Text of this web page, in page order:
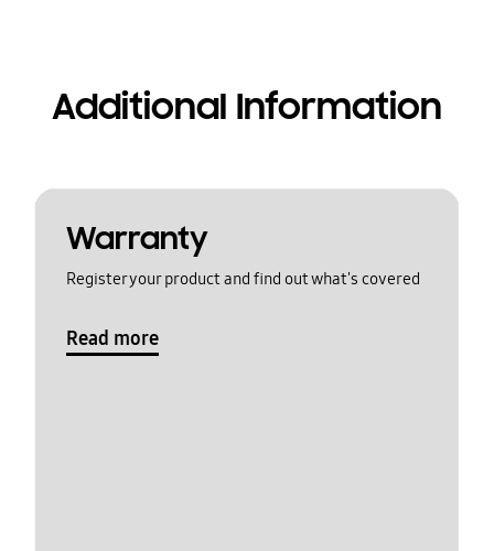
Additional Information
Warranty
Register your product and find out what's covered
Read more